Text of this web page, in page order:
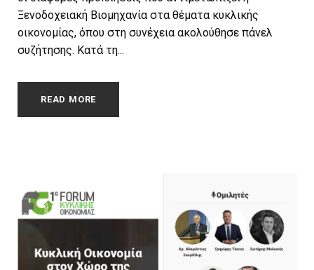
Ξενοδοχειακή Βιομηχανία στα θέματα κυκλικής
οικονομίας, όπου στη συνέχεια ακολούθησε πάνελ
συζήτησης. Κατά τη...
READ MORE